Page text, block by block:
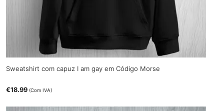
Sweatshirt com capuz I am gay em Código Morse
€18.99 (Com IVA)